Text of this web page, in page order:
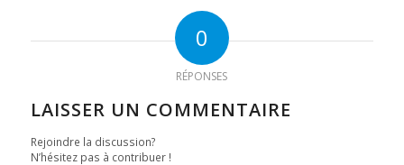
0
RÉPONSES
LAISSER UN COMMENTAIRE
Rejoindre la discussion?
N’hésitez pas à contribuer !